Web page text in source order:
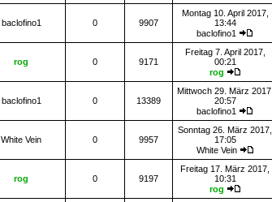
baclofino1 0 9907
Montag 10. April 2017,
13:44
baclofino1
rog 0 9171
Freitag 7. April 2017,
00:21
rog
baclofino1 0 13389
Mittwoch 29. März 2017,
20:57
baclofino1
White Vein 0 9957
Sonntag 26. März 2017,
17:05
White Vein
rog 0 9197
Freitag 17. März 2017,
10:31
rog